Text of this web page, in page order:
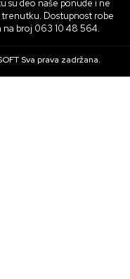
proizvoda, prikazu slika i
su sve informacije potpune
su deo naše ponude i ne
trenutku. Dostupnost robe
broj 063 10 48 564.